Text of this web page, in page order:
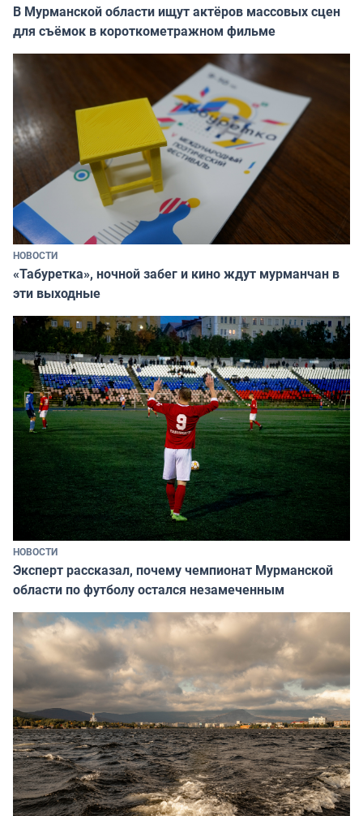
В Мурманской области ищут актёров массовых сцен
для съёмок в короткометражном фильме
НОВОСТИ
«Табуретка», ночной забег и кино ждут мурманчан в
эти выходные
НОВОСТИ
Эксперт рассказал, почему чемпионат Мурманской
области по футболу остался незамеченным